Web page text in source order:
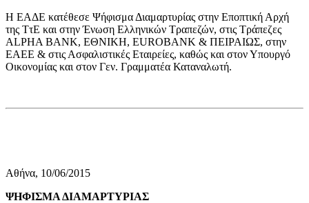
Η ΕΑΔΕ κατέθεσε Ψήφισμα Διαμαρτυρίας στην Εποπτική Αρχή
της ΤτΕ και στην Ένωση Ελληνικών Τραπεζών, στις Τράπεζες
ALPHA BANK, ΕΘΝΙΚΗ, EUROBANK & ΠΕΙΡΑΙΩΣ, στην
ΕΑΕΕ & στις Ασφαλιστικές Εταιρείες, καθώς και στον Υπουργό
Οικονομίας και στον Γεν. Γραμματέα Καταναλωτή.
Αθήνα, 10/06/2015
ΨΗΦΙΣΜΑ ΔΙΑΜΑΡΤΥΡΙΑΣ